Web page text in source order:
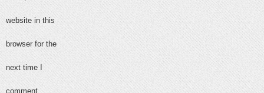
website in this
browser for the
next time I
comment.